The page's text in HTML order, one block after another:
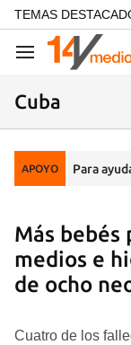
common.go-to-
TEMAS
Navegación
Cuba
APOYO Para
Más
medios e
de ocho
Cuatro de los